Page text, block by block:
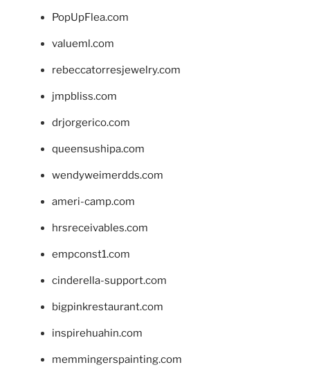
PopUpFlea.com
valueml.com
rebeccatorresjewelry.com
jmpbliss.com
drjorgerico.com
queensushipa.com
wendyweimerdds.com
ameri-camp.com
hrsreceivables.com
empconst1.com
cinderella-support.com
bigpinkrestaurant.com
inspirehuahin.com
memmingerspainting.com